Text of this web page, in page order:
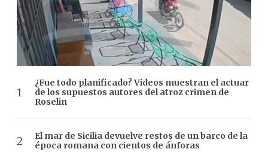
¿Fue todo planificado? Videos muestran el actuar
de los supuestos autores del atroz crimen de
Roselin
El mar de Sicilia devuelve restos de un barco de la
época romana con cientos de ánforas